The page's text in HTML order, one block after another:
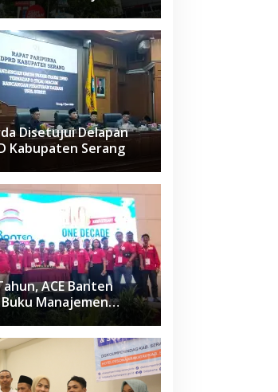
Ciledug
Disetujui Delapan
Kabupaten Serang
ACE Banten
Manajemen